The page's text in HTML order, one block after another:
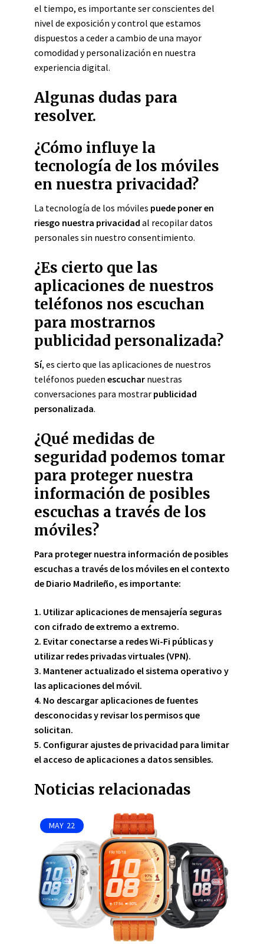
el tiempo, es importante ser conscientes del
nivel de exposición y control que estamos
dispuestos a ceder a cambio de una mayor
comodidad y personalización en nuestra
experiencia digital.
Algunas dudas para
resolver.
¿Cómo influye la
tecnología de los móviles
en nuestra privacidad?
La tecnología de los móviles puede poner en
riesgo nuestra privacidad al recopilar datos
personales sin nuestro consentimiento.
¿Es cierto que las
aplicaciones de nuestros
teléfonos nos escuchan
para mostrarnos
publicidad personalizada?
Sí, es cierto que las aplicaciones de nuestros
teléfonos pueden escuchar nuestras
conversaciones para mostrar publicidad
personalizada.
¿Qué medidas de
seguridad podemos tomar
para proteger nuestra
información de posibles
escuchas a través de los
móviles?
Para proteger nuestra información de posibles
escuchas a través de los móviles en el contexto
de Diario Madrileño, es importante:
1. Utilizar aplicaciones de mensajería seguras
con cifrado de extremo a extremo.
2. Evitar conectarse a redes Wi-Fi públicas y
utilizar redes privadas virtuales (VPN).
3. Mantener actualizado el sistema operativo y
las aplicaciones del móvil.
4. No descargar aplicaciones de fuentes
desconocidas y revisar los permisos que
solicitan.
5. Configurar ajustes de privacidad para limitar
el acceso de aplicaciones a datos sensibles.
Noticias relacionadas
MAY 22